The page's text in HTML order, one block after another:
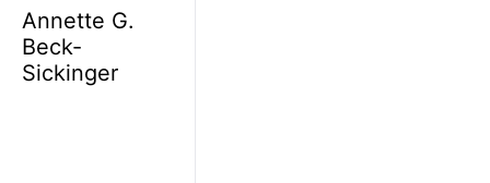
Annette G.
Beck-
Sickinger